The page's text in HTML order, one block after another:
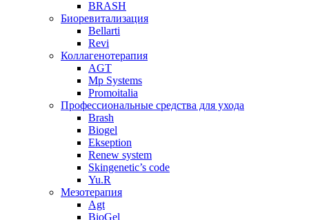
BRASH
Биоревитализация
Bellarti
Revi
Коллагенотерапия
AGT
Mp Systems
Promoitalia
Профессиональные средства для ухода
Brash
Biogel
Ekseption
Renew system
Skingenetic’s code
Yu.R
Мезотерапия
Agt
BioGel